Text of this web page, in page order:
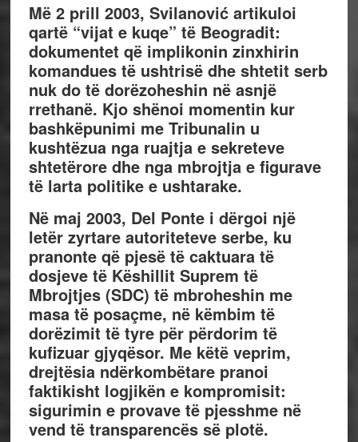
Më 2 prill 2003, Svilanović artikuloi
qartë “vijat e kuqe” të Beogradit:
dokumentet që implikonin zinxhirin
komandues të ushtrisë dhe shtetit serb
nuk do të dorëzoheshin në asnjë
rrethanë. Kjo shënoi momentin kur
bashkëpunimi me Tribunalin u
kushtëzua nga ruajtja e sekreteve
shtetërore dhe nga mbrojtja e figurave
të larta politike e ushtarake.
Në maj 2003, Del Ponte i dërgoi një
letër zyrtare autoriteteve serbe, ku
pranonte që pjesë të caktuara të
dosjeve të Këshillit Suprem të
Mbrojtjes (SDC) të mbroheshin me
masa të posaçme, në këmbim të
dorëzimit të tyre për përdorim të
kufizuar gjyqësor. Me këtë veprim,
drejtësia ndërkombëtare pranoi
faktikisht logjikën e kompromisit:
sigurimin e provave të pjesshme në
vend të transparencës së plotë.